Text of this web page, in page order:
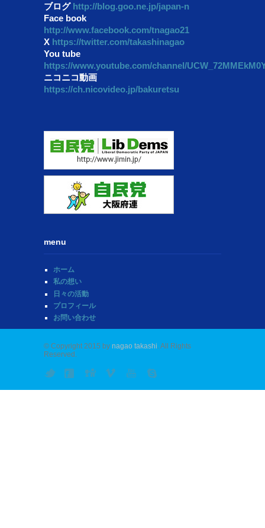
ブログ http://blog.goo.ne.jp/japan-n
Face book
http://www.facebook.com/tnagao21
X https://twitter.com/takashinagao
You tube
https://www.youtube.com/channel/
ニコニコ動画
https://ch.nicovideo.jp/bakuretsu
menu
ホーム
私の想い
日々の活動
プロフィール
お問い合わせ
© Copyright 2015 by nagao takashi. All Rights
Reserved.